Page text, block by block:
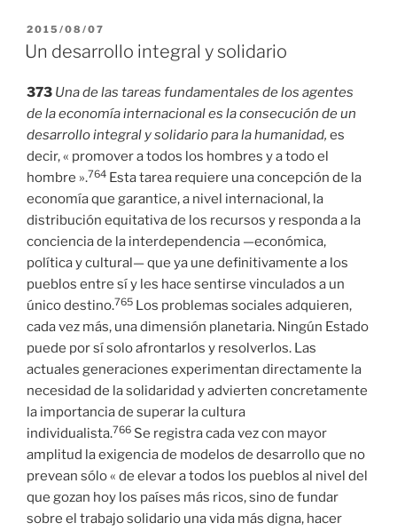
PUBLICADO
EL
2015/08/07
Un desarrollo integral y solidario
373 Una de las tareas fundamentales de los agentes
de la economía internacional es la consecución de un
desarrollo integral y solidario para la humanidad, es
decir, « promover a todos los hombres y a todo el
hombre ».764 Esta tarea requiere una concepción de la
economía que garantice, a nivel internacional, la
distribución equitativa de los recursos y responda a la
conciencia de la interdependencia —económica,
política y cultural— que ya une definitivamente a los
pueblos entre sí y les hace sentirse vinculados a un
único destino.765 Los problemas sociales adquieren,
cada vez más, una dimensión planetaria. Ningún Estado
puede por sí solo afrontarlos y resolverlos. Las
actuales generaciones experimentan directamente la
necesidad de la solidaridad y advierten concretamente
la importancia de superar la cultura
individualista.766 Se registra cada vez con mayor
amplitud la exigencia de modelos de desarrollo que no
prevean sólo « de elevar a todos los pueblos al nivel del
que gozan hoy los países más ricos, sino de fundar
sobre el trabajo solidario una vida más digna, hacer